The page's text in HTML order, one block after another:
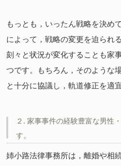
もっとも，いったん戦略を決め
によって，戦略の変更を迫られ
刻々と状況が変化することも家
つです。もちろん，そのような
と十分に協議し，軌道修正を適
２. 家事事件の経験豊富な男性
す。
姉小路法律事務所は，離婚や相